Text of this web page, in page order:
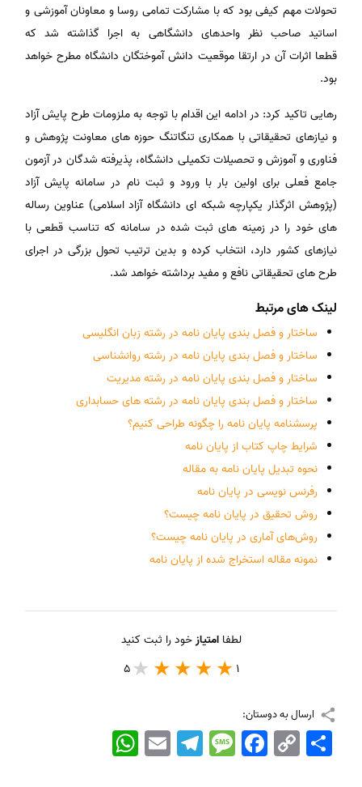
تحولات مهم کیفی بود که با مشارکت تمامی روسا و معاونان آموزشی و
اساتید صاحب نظر واحدهای دانشگاهی به اجرا گذاشته شد که
قطعا اثرات آن در ارتقا موقعیت دانش آموختگان دانشگاه مطرح خواهد
بود.
رهایی تاکید کرد: در ادامه این اقدام با توجه به ملزومات طرح پایش آزاد
و نیازهای تحقیقاتی با همکاری تنگاتنگ حوزه های معاونت پژوهش و
فناوری و آموزش و تحصیلات تکمیلی دانشگاه، پذیرفته شدگان در آزمون
جامع فعلی برای اولین بار با ورود و ثبت نام در سامانه پایش آزاد
(پژوهش اثرگذار یکپارچه شبکه ای دانشگاه آزاد اسلامی) عناوین رساله
های خود را در زمینه های ثبت شده در سامانه که تناسب قطعی با
نیازهای کشور دارد، انتخاب کرده و بدین ترتیب تحول بزرگی در اجرای
طرح های تحقیقاتی نافع و مفید برداشته خواهد شد.
لینک های مرتبط
ساختار و فصل بندی پایان نامه در رشته زبان انگلیسی
ساختار و فصل بندی پایان نامه در رشته روانشناسی
ساختار و فصل بندی پایان نامه در رشته مدیریت
ساختار و فصل بندی پایان نامه در رشته های حسابداری
پرسشنامه پایان نامه را چگونه طراحی کنیم؟
شرایط چاپ کتاب از پایان نامه
نحوه تبدیل پایان نامه به مقاله
رفرنس نویسی در پایان نامه
روش تحقیق در پایان نامه چیست؟
روش‌های آماری در پایان نامه چیست؟
نمونه مقاله استخراج شده از پایان نامه
لطفاامتیازخود را ثبت کنید
1
5
ارسال به دوستان:
WhatsApp EmailTelegramMessageFacebook Copy
Link
اشتراک